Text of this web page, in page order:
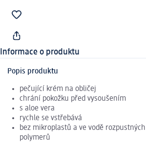
Informace o produktu
Popis produktu
pečující krém na obličej
chrání pokožku před vysoušením
s aloe vera
rychle se vstřebává
bez mikroplastů a ve vodě
polymerů